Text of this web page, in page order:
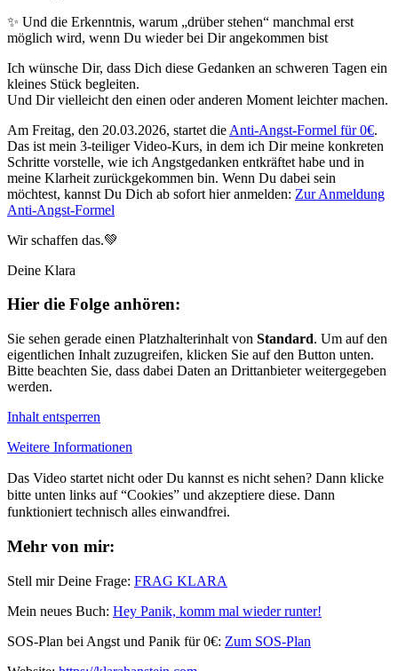
✨ Und die Erkenntnis, warum „drüber stehen“ manchmal erst
möglich wird, wenn Du wieder bei Dir angekommen bist
Ich wünsche Dir, dass Dich diese Gedanken an schweren Tagen ein
kleines Stück begleiten.
Und Dir vielleicht den einen oder anderen Moment leichter machen.
Am Freitag, den 20.03.2026, startet die Anti-Angst-Formel für 0€.
Das ist mein 3-teiliger Video-Kurs, in dem ich Dir meine konkreten
Schritte vorstelle, wie ich Angstgedanken entkräftet habe und in
meine Klarheit zurückgekommen bin. Wenn Du dabei sein
möchtest, kannst Du Dich ab sofort hier anmelden: Zur Anmeldung
Anti-Angst-Formel
Wir schaffen das.💚
Deine Klara
Hier die Folge anhören:
Sie sehen gerade einen Platzhalterinhalt von Standard. Um auf den
eigentlichen Inhalt zuzugreifen, klicken Sie auf den Button unten.
Bitte beachten Sie, dass dabei Daten an Drittanbieter weitergegeben
werden.
Inhalt entsperren
Weitere Informationen
Das Video startet nicht oder Du kannst es nicht sehen? Dann klicke
bitte unten links auf “Cookies” und akzeptiere diese. Dann
funktioniert technisch alles einwandfrei.
Mehr von mir:
Stell mir Deine Frage: FRAG KLARA
Mein neues Buch: Hey Panik, komm mal wieder runter!
SOS-Plan bei Angst und Panik für 0€: Zum SOS-Plan